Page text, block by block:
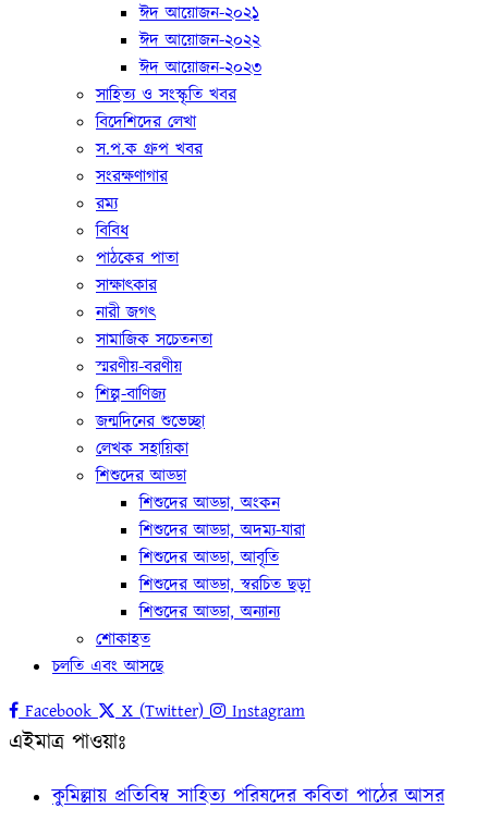
ঈদ আয়োজন-২০২১
ঈদ আয়োজন-২০২২
ঈদ আয়োজন-২০২৩
সাহিত্য ও সংস্কৃতি খবর
বিদেশিদের লেখা
স.প.ক গ্রুপ খবর
সংরক্ষণাগার
রম্য
বিবিধ
পাঠকের পাতা
সাক্ষাৎকার
নারী জগৎ
সামাজিক সচেতনতা
স্মরণীয়-বরণীয়
শিল্প-বাণিজ্য
জন্মদিনের শুভেচ্ছা
লেখক সহায়িকা
শিশুদের আড্ডা
শিশুদের আড্ডা, অংকন
শিশুদের আড্ডা, অদম্য-যারা
শিশুদের আড্ডা, আবৃতি
শিশুদের আড্ডা, স্বরচিত ছড়া
শিশুদের আড্ডা, অন্যান্য
শোকাহত
চলতি এবং আসছে
Facebook
X (Twitter) Instagram
এইমাত্র পাওয়াঃ
কুমিল্লায় প্রতিবিম্ব সাহিত্য পরিষদের কবিতা পাঠের আসর